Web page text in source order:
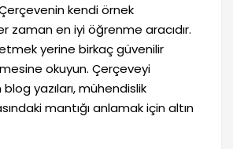
kendi örnek
zaman en iyi öğrenme aracıdır.
yerine birkaç güvenilir
okuyun. Çerçeveyi
yazıları, mühendislik
mantığı anlamak için altın